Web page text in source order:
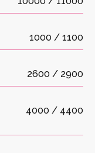
1000 / 1100
2600 / 2900
4000 / 4400